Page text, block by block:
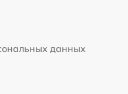
данных